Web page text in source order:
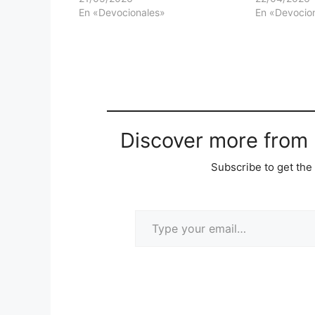
En «Devocionales»
En
Discover more
Subscribe to get